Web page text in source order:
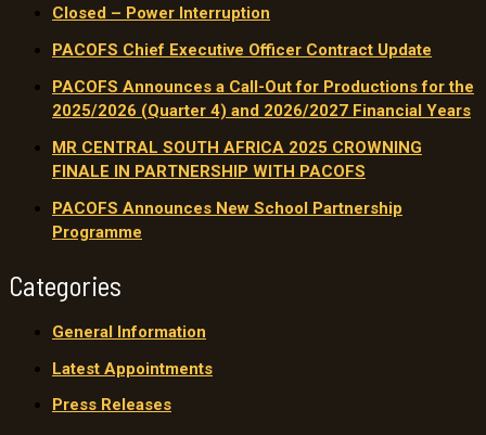
Closed – Power Interruption
PACOFS Chief Executive Officer Contract Update
PACOFS Announces a Call-Out for Productions for the
2025/2026 (Quarter 4) and 2026/2027 Financial Years
MR CENTRAL SOUTH AFRICA 2025 CROWNING
FINALE IN PARTNERSHIP WITH PACOFS
PACOFS Announces New School Partnership
Programme
Categories
General Information
Latest Appointments
Press Releases